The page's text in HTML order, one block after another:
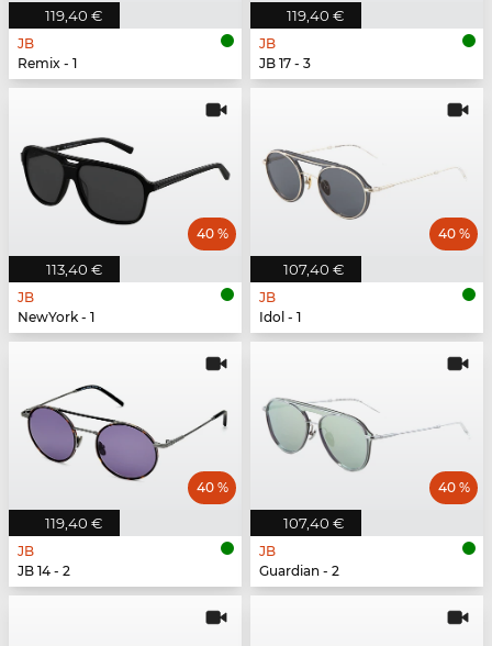
119,40 €
JB
Remix - 1
119,40 €
JB
JB 17 - 3
113,40 €
40 %
JB
NewYork - 1
107,40 €
40 %
JB
Idol - 1
119,40 €
40 %
JB
JB 14 - 2
107,40 €
40 %
JB
Guardian - 2